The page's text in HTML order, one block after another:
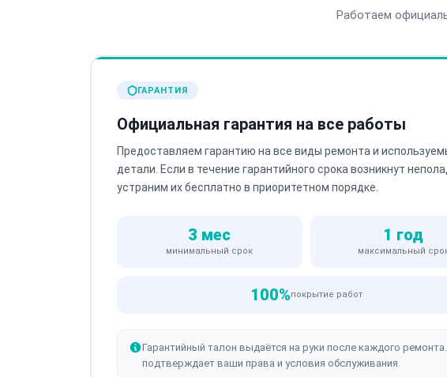
Работаем
ГАРАНТИЯ
Официальная гарантия на все работы
Предоставляем гарантию на все виды ремонта и
детали. Если в течение гарантийного срока возникнут
устраним их бесплатно в приоритетном порядке.
3 мес
минимальный срок
1 год
максимальный
100%покрытие работ
Гарантийный талон выдаётся на руки после каждого
подтверждает ваши права и условия обслуживания.